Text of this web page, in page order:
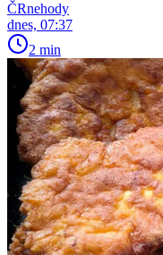
ČRnehody
dnes, 07:37
2 min